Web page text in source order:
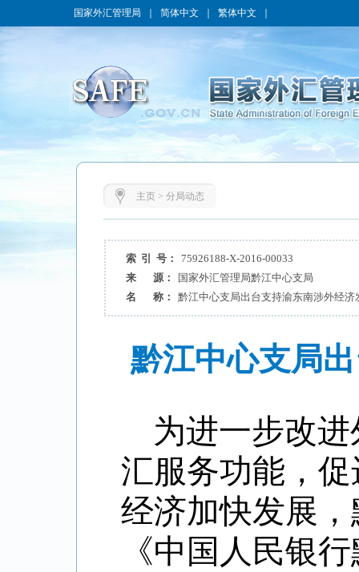
国家外汇管理局 简体中文 繁体中文
主页> 分局动态
索 引 号：
75926188-X-2016-00033
来 源：
国家外汇管理局黔江中心支局
名 称：
黔江中心支局出台支持渝东南涉外经济
黔江中心支局
为进一步改
汇服务功能，
经济加快发展
《中国人民银